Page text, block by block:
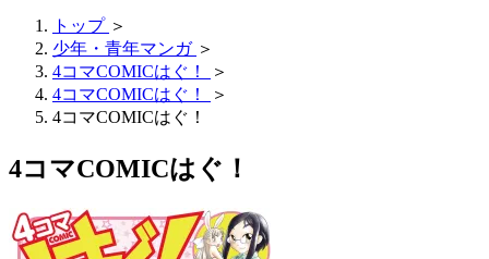
トップ ＞
少年・青年マンガ ＞
4コマCOMICはぐ！
＞
4コマCOMICはぐ！
＞
4コマCOMICはぐ！
4コマCOMICはぐ！